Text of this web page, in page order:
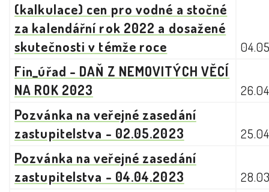
(kalkulace) cen pro vodné a stočné
za kalendářní rok 2022 a dosažené
skutečnosti v témže roce
Fin_úřad - DAŇ Z NEMOVITÝCH VĚCÍ
NA ROK 2023
Pozvánka na veřejné zasedání
zastupitelstva - 02.05.2023
Pozvánka na veřejné zasedání
zastupitelstva - 04.04.2023